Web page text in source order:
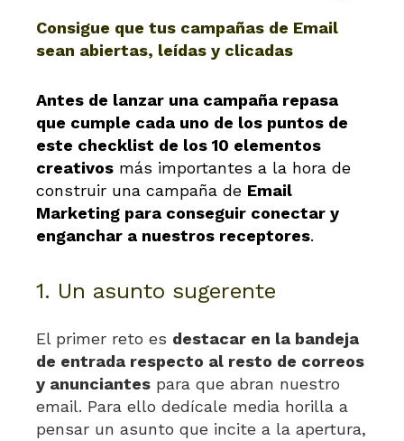
Consigue que tus campañas de Email
sean abiertas, leídas y clicadas
Antes de lanzar una campaña repasa
que cumple cada uno de los puntos de
este checklist de los 10 elementos
creativos más importantes a la hora de
construir una campaña de Email
Marketing para conseguir conectar y
enganchar a nuestros receptores.
1. Un asunto sugerente
El primer reto es destacar en la bandeja
de entrada respecto al resto de correos
y anunciantes para que abran nuestro
email. Para ello dedícale media horilla a
pensar un asunto que incite a la apertura,